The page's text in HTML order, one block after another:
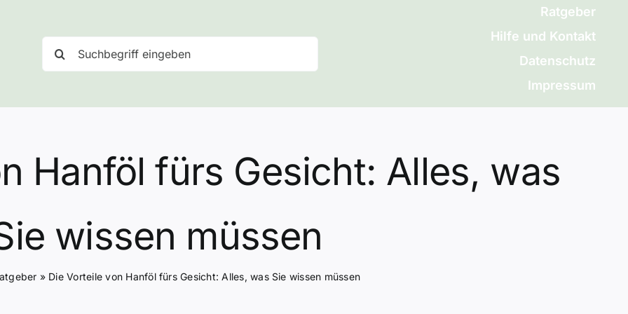
nach:
Ratgeber
Hilfe und Kontakt
Datenschutz
Impressum
Hanföl fürs Gesicht: Alles, was
wissen müssen
» Die Vorteile von Hanföl fürs Gesicht: Alles, was Sie wissen müssen